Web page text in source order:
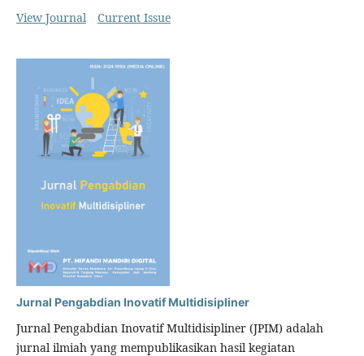
View Journal
Current Issue
Jurnal Pengabdian Inovatif Multidisipliner
Jurnal Pengabdian Inovatif Multidisipliner (JPIM) adalah
jurnal ilmiah yang mempublikasikan hasil kegiatan